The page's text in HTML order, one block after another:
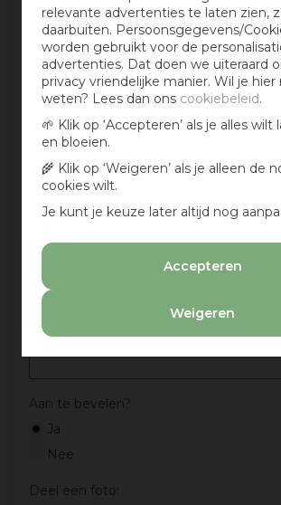
relevante advertenties te laten zien,
daarbuiten. Persoonsgegevens/
worden gebruikt voor de
advertenties. Dat doen we uiteraard
privacy vriendelijke manier. Wil je
weten? Lees dan ons cookiebeleid.
🌱 Klik op ‘Accepteren’ als je alles
en bloeien.
🌾 Klik op ‘Weigeren’ als je alleen de
cookies wilt.
Je kunt je keuze later altijd nog
Accepteren
Weigeren
maandelijks kans op een cadeaubon
Beoordeling:*
Mijn ervaring in één zin: *
Jouw mening over dit product:
Aan te bevelen?
Ja
Nee
Deel een foto: